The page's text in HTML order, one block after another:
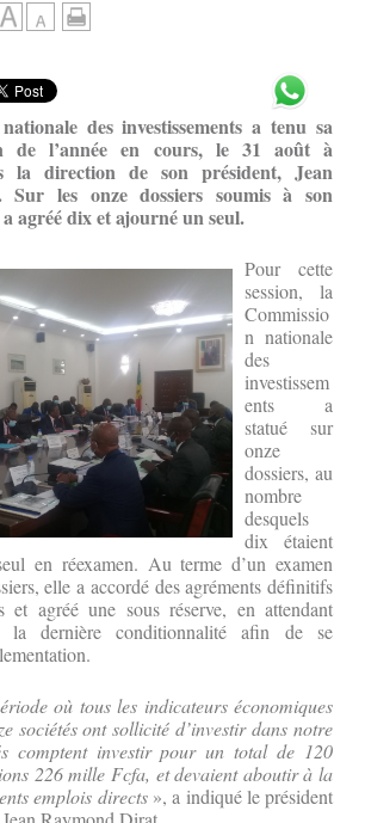
des investissements a tenu sa
de l’année en cours, le 31 août à
la direction de son président, Jean
Sur les onze dossiers soumis à son
agréé dix et ajourné un seul.
Pour cette
session, la
Commissio
n nationale
des
investissem
ents a
statué sur
onze
dossiers, au
nombre
desquels
dix étaient
en réexamen. Au terme d’un examen
elle a accordé des agréments définitifs
et agréé une sous réserve, en attendant
la dernière conditionnalité afin de se
où tous les indicateurs économiques
sociétés ont sollicité d’investir dans notre
comptent investir pour un total de 120
226 mille Fcfa, et devaient aboutir à la
emplois directs », a indiqué le président